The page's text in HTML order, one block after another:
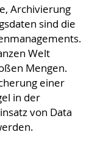
Archivierung
sind die
Welt
Mengen.
einer
in der
von Data